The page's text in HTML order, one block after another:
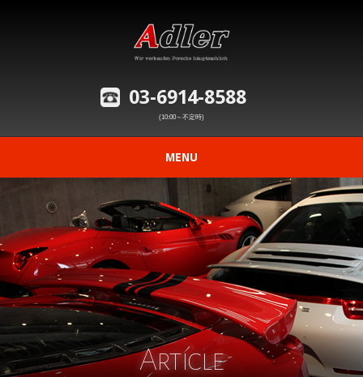
03-6914-8588
(10:00～不定時)
MENU
在庫車情報
修理事例の紹介
愛車の買取査定
購入から納車までの流れ Article